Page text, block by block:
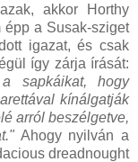
akkor Horthy
épp a Susak-sziget
igazat, és csak
így zárja írását:
sapkáikat, hogy
kínálgatják
arról beszélgetve,
Ahogy nyilván a
dreadnought